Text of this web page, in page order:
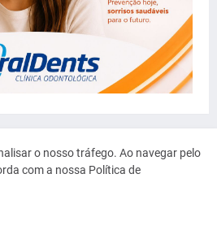
o nosso tráfego. Ao navegar pelo
com a nossa Política de